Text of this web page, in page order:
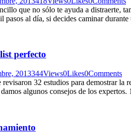
que no sólo te ayuda a distraerte,
pasos al día, si decides caminar
perfecto
2013344Views0Likes0Comments
32 estudios para demostrar
algunos consejos de los